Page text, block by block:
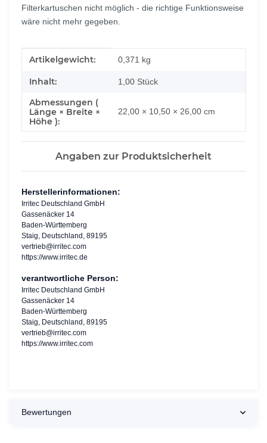
Filterkartuschen nicht möglich - die richtige Funktionsweise
wäre nicht mehr gegeben.
Produkteigenschaft
Wert
Artikelgewicht: 0,371 kg
Inhalt: 1,00 Stück
Abmessungen (
Länge × Breite ×
Höhe ):
22,00 × 10,50 × 26,00 cm
Angaben zur Produktsicherheit
Herstellerinformationen:
Irritec Deutschland GmbH
Gassenäcker 14
Baden-Württemberg
Staig, Deutschland, 89195
vertrieb@irritec.com
https://www.irritec.de
verantwortliche Person:
Irritec Deutschland GmbH
Gassenäcker 14
Baden-Württemberg
Staig, Deutschland, 89195
vertrieb@irritec.com
https://www.irritec.com
Bewertungen